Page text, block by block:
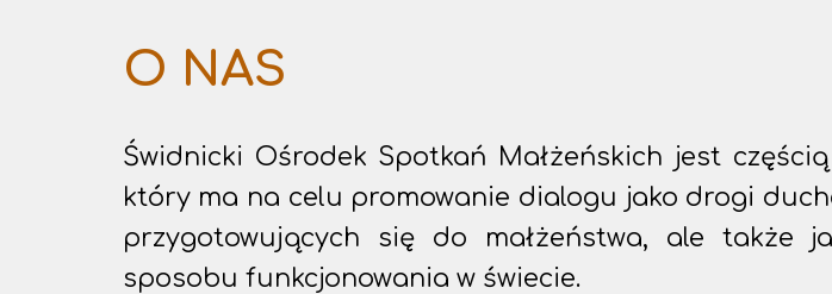
O NAS
Świdnicki Ośrodek Spotkań Małżeńskich jest
który ma na celu promowanie dialogu jako drogi
przygotowujących się do małżeństwa, ale także
sposobu funkcjonowania w świecie.